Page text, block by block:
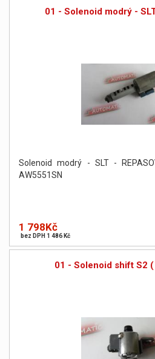
01 - Solenoid modrý -
Solenoid modrý - SLT -
AW5551SN
1 798Kč
bez DPH 1 486 Kč
01 - Solenoid shift S2